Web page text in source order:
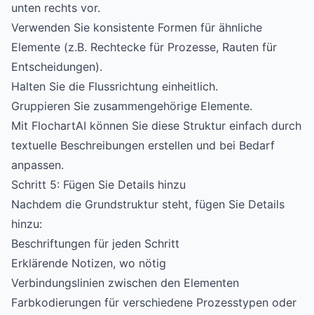
unten rechts vor.
Verwenden Sie konsistente Formen für ähnliche
Elemente (z.B. Rechtecke für Prozesse, Rauten für
Entscheidungen).
Halten Sie die Flussrichtung einheitlich.
Gruppieren Sie zusammengehörige Elemente.
Mit FlochartAI können Sie diese Struktur einfach durch
textuelle Beschreibungen erstellen und bei Bedarf
anpassen.
Schritt 5: Fügen Sie Details hinzu
Nachdem die Grundstruktur steht, fügen Sie Details
hinzu:
Beschriftungen für jeden Schritt
Erklärende Notizen, wo nötig
Verbindungslinien zwischen den Elementen
Farbkodierungen für verschiedene Prozesstypen oder